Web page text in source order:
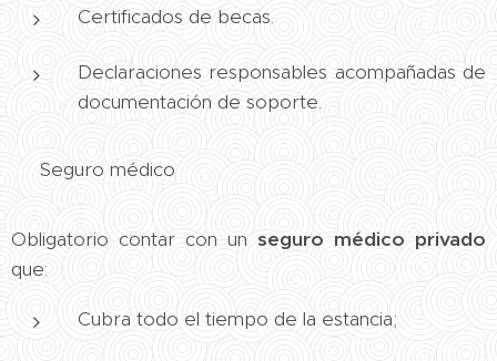
Certificados de becas.
Declaraciones responsables acompañadas de
documentación de soporte.
🏥 Seguro médico
Obligatorio contar con un seguro médico privado
que:
Cubra todo el tiempo de la estancia;